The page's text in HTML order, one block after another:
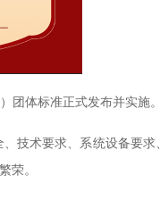
体标准正式发布并实施
技术要求、系统设备要
荣。